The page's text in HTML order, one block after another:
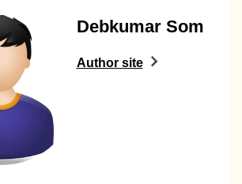
Debkumar Som
Author site